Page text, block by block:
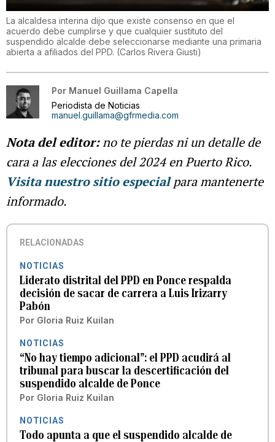
La alcaldesa interina dijo que existe consenso en que el
acuerdo debe cumplirse y que cualquier sustituto del
suspendido alcalde debe seleccionarse mediante una primaria
abierta a afiliados del PPD. (Carlos Rivera Giusti)
Por Manuel Guillama Capella
Periodista de Noticias
manuel.guillama@gfrmedia.com
Nota del editor:no te pierdas ni un detalle de
cara a las elecciones del 2024 en Puerto Rico.
Visita nuestro sitio especialpara mantenerte
informado.
RELACIONADAS
NOTICIAS
Liderato distrital del PPD en Ponce respalda
decisión de sacar de carrera a Luis Irizarry
Pabón
Por Gloria Ruiz Kuilan
NOTICIAS
“No hay tiempo adicional”: el PPD acudirá al
tribunal para buscar la descertificación del
suspendido alcalde de Ponce
Por Gloria Ruiz Kuilan
NOTICIAS
Todo apunta a que el suspendido alcalde de